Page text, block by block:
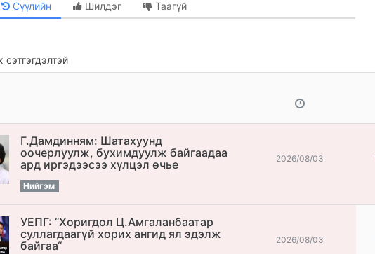
Сүүлийн Шилдэг Таагүй
Г.Дамдинням: Шатахуунд
оочерлуулж, бухимдуулж байгаадаа
ард иргэдээсээ хүлцэл өчье
Нийгэм
2026/08/03
УЕПГ: “Хоригдол Ц.Амгаланбаатар
cуллагдаагүй хорих ангид ял эдэлж
байгаа“
2026/08/03